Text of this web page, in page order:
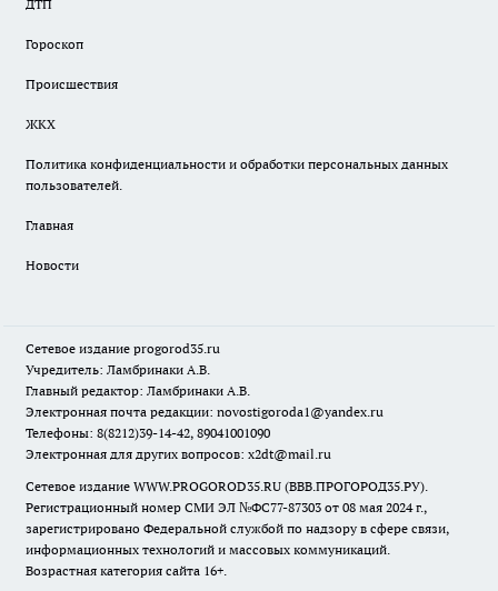
ДТП
Гороскоп
Происшествия
ЖКХ
Политика конфиденциальности и обработки персональных данных
пользователей.
Главная
Новости
Сетевое издание progorod35.ru
Учредитель: Ламбринаки А.В.
Главный редактор: Ламбринаки А.В.
Электронная почта редакции: novostigoroda1@yandex.ru
Телефоны: 8(8212)39-14-42, 89041001090
Электронная для других вопросов: x2dt@mail.ru
Сетевое издание WWW.PROGOROD35.RU (ВВВ.ПРОГОРОД35.РУ).
Регистрационный номер СМИ ЭЛ №ФС77-87303 от 08 мая 2024 г.,
зарегистрировано Федеральной службой по надзору в сфере связи,
информационных технологий и массовых коммуникаций.
Возрастная категория сайта 16+.